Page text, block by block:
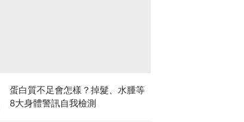
蛋白質不足會怎樣？掉髮、水腫等
8大身體警訊自我檢測